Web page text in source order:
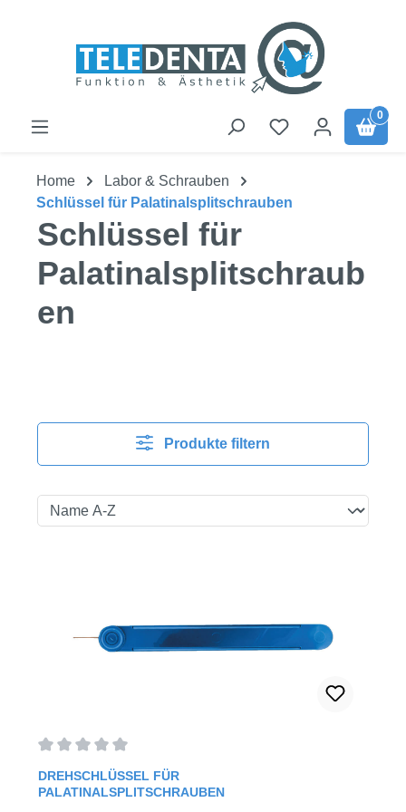
0
Home
Labor & Schrauben
Schlüssel für Palatinalsplitschrauben
Schlüssel für
Palatinalsplitschraub
en
Produkte filtern
Durchschnittliche Bewertung von 0 von 5 Sternen
DREHSCHLÜSSEL FÜR
PALATINALSPLITSCHRAUBEN